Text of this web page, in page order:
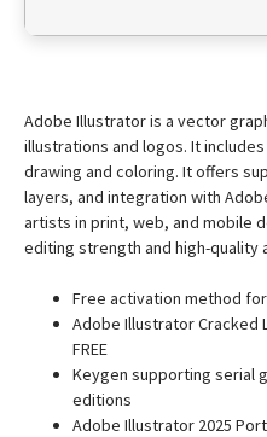
Adobe Illustrator is a vector
illustrations and logos. It
drawing and coloring. It offers
layers, and integration with
artists in print, web, and mobile
editing strength and high-quality
Free activation method
Adobe Illustrator Cracked
FREE
Keygen supporting serial
editions
Adobe Illustrator 2025